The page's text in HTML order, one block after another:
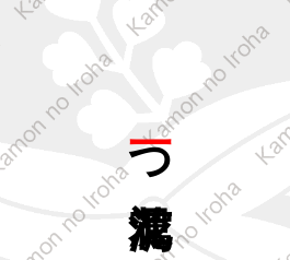
花沢瀉